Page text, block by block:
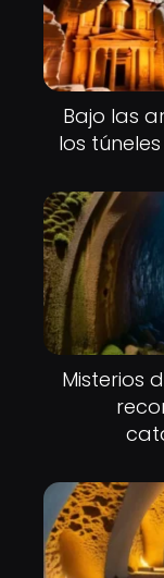
Bajo las
los
Misterios